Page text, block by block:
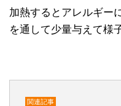
加熱するとアレルギー
を通して少量与えて様
関連記事